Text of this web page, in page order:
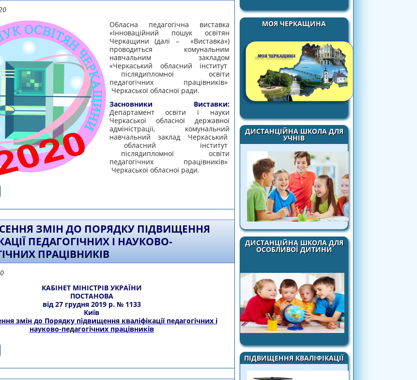
МОЯ ЧЕРКАЩИНА
ДИСТАНЦІЙНА ШКОЛА ДЛЯ
УЧНІВ
ДИСТАНЦІЙНА ШКОЛА ДЛЯ
ОСОБЛИВОЇ ДИТИНИ
ПІДВИЩЕННЯ КВАЛІФІКАЦІЇ
Обласна педагогічна виставка
«Інноваційний пошук освітян
Черкащини (далі – «Виставка»)
проводиться комунальним
навчальним закладом
«Черкаський обласний інститут
післядипломної освіти
педагогічних працівників»
Черкаської обласної ради.
Засновники Виставки:
Департамент освіти і науки
Черкаської обласної державної
адміністрації, комунальний
навчальний заклад Черкаський
обласний інститут
післядипломної освіти
педагогічних працівників»
Черкаської обласної ради.
НАКАЗ ПРО ВИСТАВКУ "ІННОВАЦІЙНИЙ ПОШУК ОСВІТЯН ЧЕРКАЩИНИ - 2020"
ЗМІН ДО ПОРЯДКУ ПІДВИЩЕННЯ
ПЕДАГОГІЧНИХ І НАУКОВО-
ПРАЦІВНИКІВ
КАБІНЕТ МІНІСТРІВ УКРАЇНИ
ПОСТАНОВА
від 27 грудня 2019 р. № 1133
Київ
змін до Порядку підвищення кваліфікації педагогічних і
науково-педагогічних працівників
про Про внесення змін до Порядку підвищення кваліфікації педагогічних і науково-педагогічних